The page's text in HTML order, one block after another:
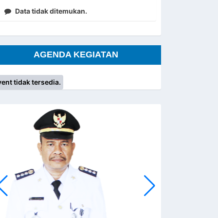
Data tidak ditemukan.
AGENDA KEGIATAN
tidak tersedia.